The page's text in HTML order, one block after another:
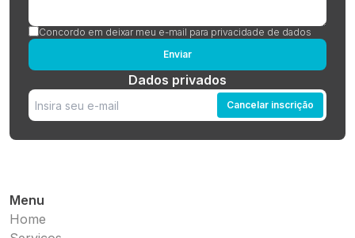
Menu
Home
Concordo em deixar meu e-mail para privacidade de dados
Enviar
Dados privados
Cancelar inscrição